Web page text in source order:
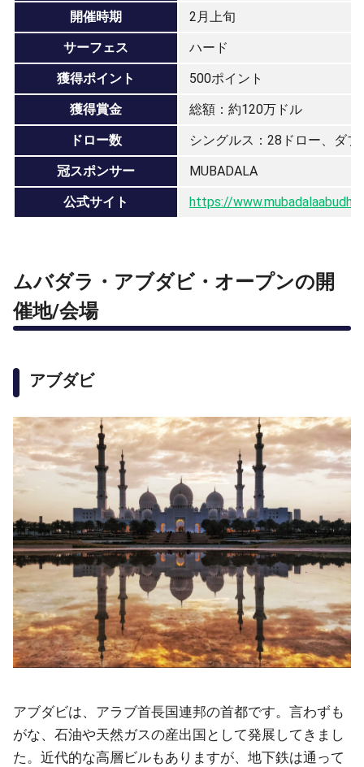
開催時期
2月上旬
サーフェス
ハード
獲得ポイント
500ポイント
獲得賞金
総額：約120万ドル
ドロー数
シングルス：28ドロー、ダ
冠スポンサー
MUBADALA
公式サイト
https://
ムバダラ・アブダビ・オープンの開
催地/会場
アブダビ
アブダビは、アラブ首長国連邦の首都です。言わずも
がな、石油や天然ガスの産出国として発展してきまし
た。近代的な高層ビルもありますが、地下鉄は通って